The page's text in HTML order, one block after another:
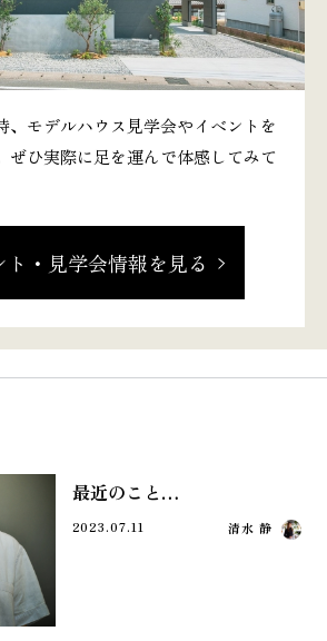
、モデルハウス見学会やイベントを
ぜひ実際に足を運んで体感してみて
ト・見学会情報を見る
最近のこと…
2023.07.11 清水 静